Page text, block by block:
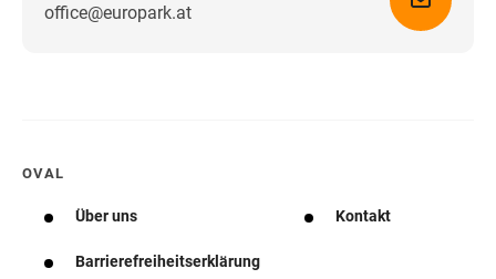
office@europark.atWegbeschreibung erhalten
OVAL
Über uns Kontakt
Barrierefreiheitserklärung